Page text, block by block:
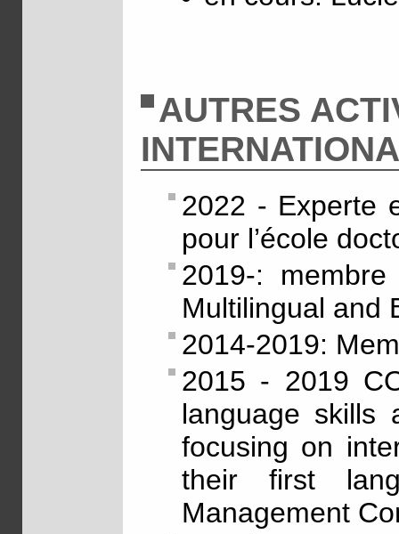
AUTRES
2022 - Experte
pour l’école
2019-:
Multilingual and
2014-2019:
2015 - 2019
language skills
focusing on
their first
Management